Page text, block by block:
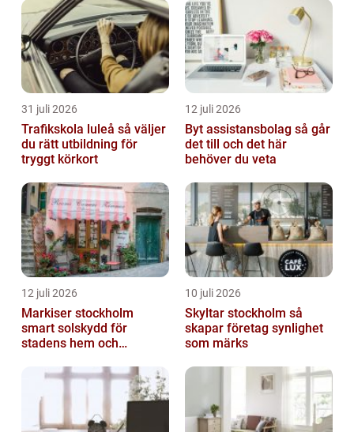
31 juli 2026
Trafikskola luleå så väljer
du rätt utbildning för
tryggt körkort
12 juli 2026
Byt assistansbolag så går
det till och det här
behöver du veta
12 juli 2026
Markiser stockholm
smart solskydd för
stadens hem och
10 juli 2026
Skyltar stockholm så
skapar företag synlighet
som märks